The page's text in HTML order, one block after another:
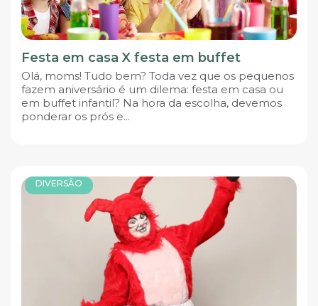
Festa em casa X festa em buffet
Olá, moms! Tudo bem? Toda vez que os pequenos
fazem aniversário é um dilema: festa em casa ou
em buffet infantil? Na hora da escolha, devemos
ponderar os prós e...
DIVERSÃO